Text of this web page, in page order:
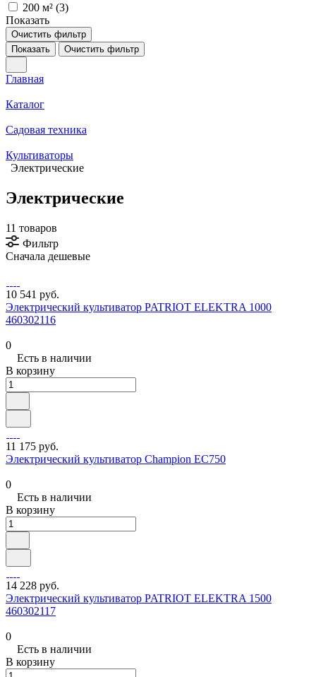
200 м² (3)
Показать
Очистить фильтр
Показать
Очистить фильтр
Главная
Каталог
Садовая техника
Культиваторы
Электрические
Электрические
11 товаров
Фильтр
Сначала дешевые
10 541 руб.
Электрический культиватор PATRIOT ELEKTRA 1000
460302116
0
Есть в наличии
В корзину
11 175 руб.
Электрический культиватор Champion EC750
0
Есть в наличии
В корзину
14 228 руб.
Электрический культиватор PATRIOT ELEKTRA 1500
460302117
0
Есть в наличии
В корзину